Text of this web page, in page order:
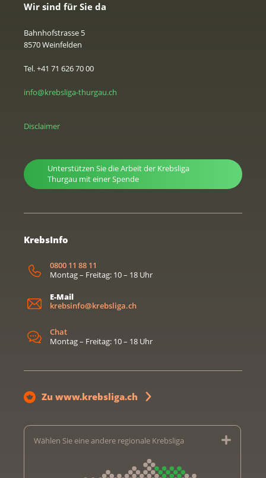
Wir sind für Sie da
Bahnhofstrasse 5
8570 Weinfelden
Tel. +41 71 626 70 00
info@krebsliga-thurgau.ch
Disclaimer
Unterstützen Sie die Arbeit der Krebsliga
Thurgau mit einer Spende
KrebsInfo
0800 11 88 11
Montag – Freitag: 10 – 18 Uhr
E-Mail
krebsinfo@krebsliga.ch
Chat
Montag – Freitag: 10 – 18 Uhr
Zu www.krebsliga.ch
Wählen Sie eine andere regionale Krebsliga